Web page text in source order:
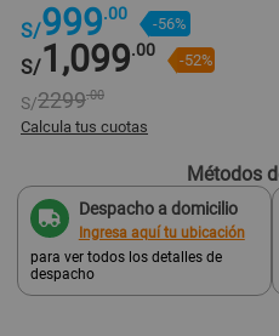
S/999.00 -56%
S/1,099.00 -52%
S/2299.00
Calcula tus cuotas
2 cuotas Métodos
Despacho a domicilio
Ingresa aquí tu ubicación
para ver todos los detalles de
despacho